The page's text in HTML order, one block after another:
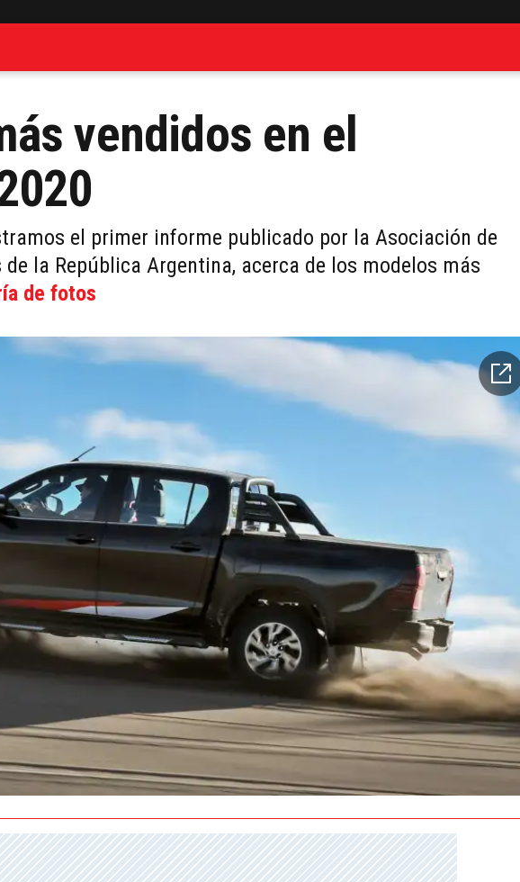
vendidos en el
el primer informe publicado por la Asociación de
la República Argentina, acerca de los modelos más
de fotos